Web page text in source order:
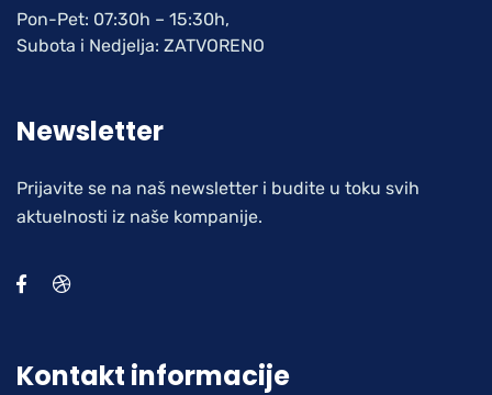
Pon-Pet: 07:30h – 15:30h,
Subota i Nedjelja: ZATVORENO
Newsletter
Prijavite se na naš newsletter i budite u toku svih
aktuelnosti iz naše kompanije.
Kontakt informacije